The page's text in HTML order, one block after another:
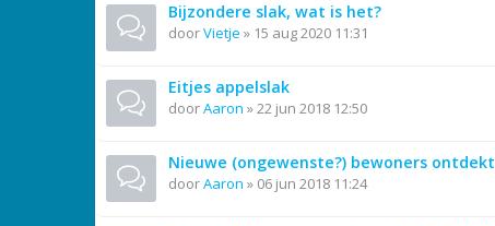
Bijzondere slak, wat is het?
doorVietje » 15 aug 2020 11:31
Eitjes appelslak
doorAaron »22 jun 2018 12:50
Nieuwe (ongewenste?) bewoners ontdekt
doorAaron » 06 jun 2018 11:24